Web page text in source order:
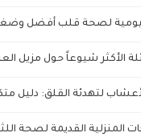
لصحة قلب أفضل
الأكثر شيوعاً حول مزيل
لتهدئة القلق: دليل
المنزلية القديمة لصحة